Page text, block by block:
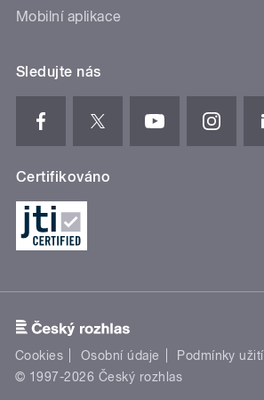
Mobilní aplikace
Sledujte nás
Certifikováno
Cookies Osobní údaje Podmínky užití
© 1997-2026 Český rozhlas